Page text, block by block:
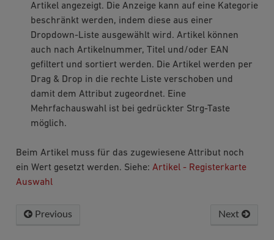
Artikel angezeigt. Die Anzeige kann auf eine Kategorie
beschränkt werden, indem diese aus einer
Dropdown-Liste ausgewählt wird. Artikel können
auch nach Artikelnummer, Titel und/oder EAN
gefiltert und sortiert werden. Die Artikel werden per
Drag & Drop in die rechte Liste verschoben und
damit dem Attribut zugeordnet. Eine
Mehrfachauswahl ist bei gedrückter Strg-Taste
möglich.
Beim Artikel muss für das zugewiesene Attribut noch
ein Wert gesetzt werden. Siehe: Artikel - Registerkarte
Auswahl
Previous Next